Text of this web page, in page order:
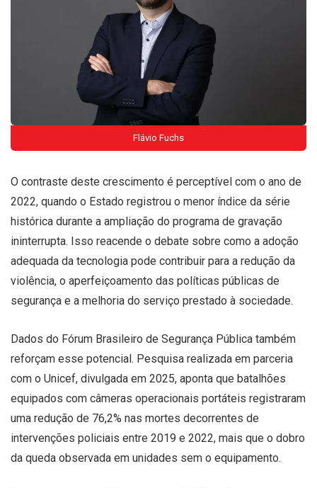
Flávio Fuchs
O contraste deste crescimento é perceptível com o ano de
2022, quando o Estado registrou o menor índice da série
histórica durante a ampliação do programa de gravação
ininterrupta. Isso reacende o debate sobre como a adoção
adequada da tecnologia pode contribuir para a redução da
violência, o aperfeiçoamento das políticas públicas de
segurança e a melhoria do serviço prestado à sociedade.
Dados do Fórum Brasileiro de Segurança Pública também
reforçam esse potencial. Pesquisa realizada em parceria
com o Unicef, divulgada em 2025, aponta que batalhões
equipados com câmeras operacionais portáteis registraram
uma redução de 76,2% nas mortes decorrentes de
intervenções policiais entre 2019 e 2022, mais que o dobro
da queda observada em unidades sem o equipamento.